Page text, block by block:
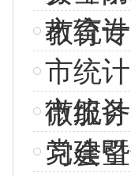
教育
市统
市统
微服
市统
习会
党建